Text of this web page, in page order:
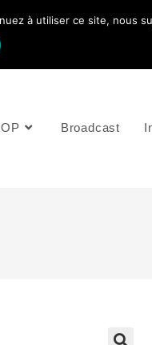
81 49 35
Broadcast
à utiliser ce site, nous